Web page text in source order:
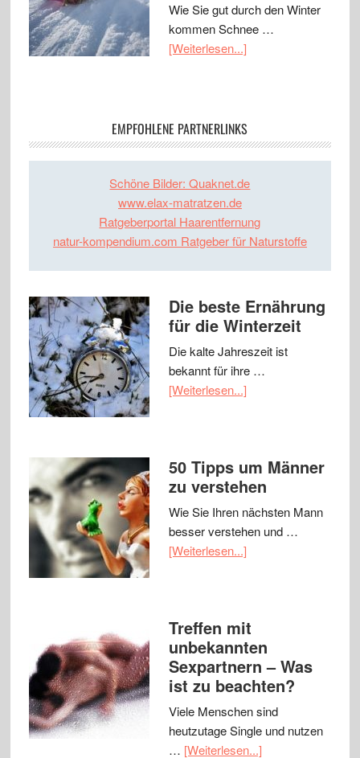
Wie Sie gut durch den Winter
kommen Schnee …
[Weiterlesen...]
EMPFOHLENE PARTNERLINKS
Schöne Bilder: Quaknet.de
www.elax-matratzen.de
Ratgeberportal Haarentfernung
natur-kompendium.com Ratgeber für Naturstoffe
Die beste Ernährung
für die Winterzeit
Die kalte Jahreszeit ist
bekannt für ihre …
[Weiterlesen...]
50 Tipps um Männer
zu verstehen
Wie Sie Ihren nächsten Mann
besser verstehen und …
[Weiterlesen...]
Treffen mit
unbekannten
Sexpartnern – Was
ist zu beachten?
Viele Menschen sind
heutzutage Single und nutzen
… [Weiterlesen...]